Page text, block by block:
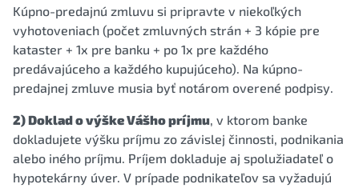
Kúpno-predajnú zmluvu si pripravte v niekoľkých
vyhotoveniach (počet zmluvných strán + 3 kópie pre
kataster + 1x pre banku + po 1x pre každého
predávajúceho a každého kupujúceho). Na kúpno-
predajnej zmluve musia byť notárom overené podpisy.
2) Doklad o výške Vášho príjmu, v ktorom banke
dokladujete výšku príjmu zo závislej činnosti, podnikania
alebo iného príjmu. Príjem dokladuje aj spolužiadateľ o
hypotekárny úver. V prípade podnikateľov sa vyžadujú